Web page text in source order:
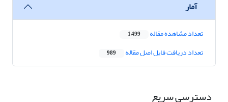
آمار
تعداد مشاهده مقاله 1,499
تعداد دریافت فایل اصل مقاله 989
دسترسی سریع